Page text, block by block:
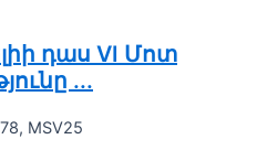
դաս VI Մոտ
...
MSV25